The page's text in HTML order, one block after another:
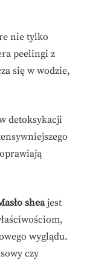
nie tylko
peelingi z
się w wodzie,
detoksykacji
sheajest
wyglądu.
czy